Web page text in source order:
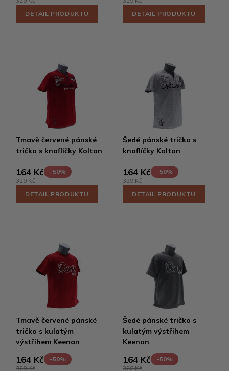
DETAIL PRODUKTU
DETAIL PRODUKTU
Tmavě červené pánské
tričko s knoflíčky Kolton
164 Kč
-50%
329 Kč
DETAIL PRODUKTU
Šedé pánské tričko s
knoflíčky Kolton
164 Kč
-50%
329 Kč
DETAIL PRODUKTU
Tmavě červené pánské
tričko s kulatým
výstřihem Keenan
164 Kč
-50%
328 Kč
Šedé pánské tričko s
kulatým výstřihem
Keenan
164 Kč
-50%
328 Kč